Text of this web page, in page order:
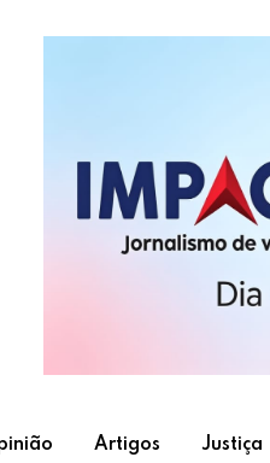
Artigos Justiça